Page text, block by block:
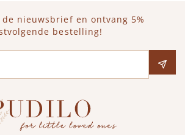
nieuwsbrief en ontvang 5%
bestelling!